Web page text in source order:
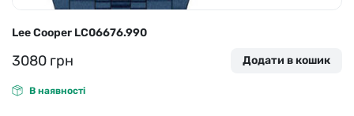
Lee Cooper LC06676.990
3080 грн Додати в кошик
В наявності